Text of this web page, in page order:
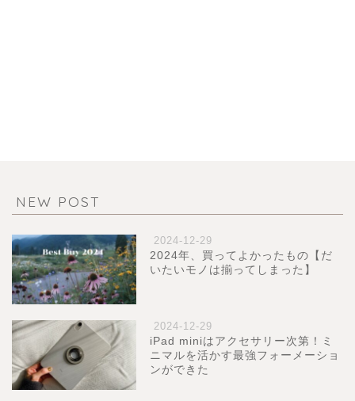
NEW POST
2024-12-29
2024年、買ってよかったもの【だ
いたいモノは揃ってしまった】
2024-12-29
iPad miniはアクセサリー次第！ミ
ニマルを活かす最強フォーメーショ
ンができた